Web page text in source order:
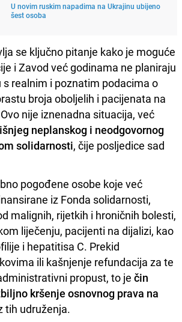
U novim ruskim napadima na Ukrajinu ubijeno
šest osoba
se ključno pitanje kako je moguće
i Zavod već godinama ne planiraju
s realnim i poznatim podacima o
broja oboljelih i pacijenata na
nije iznenadna situacija, već
neplanskog i neodgovornog
solidarnosti, čije posljedice sad
pogođene osobe koje već
iz Fonda solidarnosti,
malignih, rijetkih i hroničnih bolesti,
liječenju, pacijenti na dijalizi, kao
i hepatitisa C. Prekid
ili kašnjenje refundacija za te
propust, to je čin
kršenje osnovnog prava na
tih udruženja.